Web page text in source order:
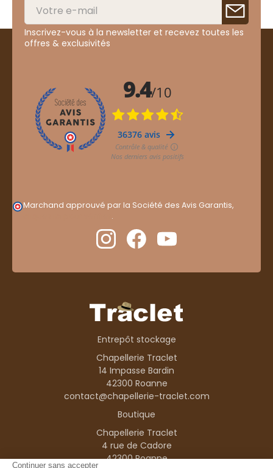
Inscrivez-vous à la newsletter et recevez toutes les
offres & exclusivités
Marchand approuvé par la Société des Avis Garantis,
.
Entrepôt stockage
Chapellerie Traclet
14 Impasse Bardin
42300 Roanne
contact@chapellerie-traclet.com
Boutique
Chapellerie Traclet
4 rue de Cadore
42300 Roanne